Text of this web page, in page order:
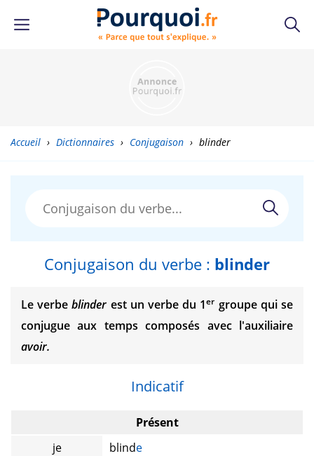
Accueil › Dictionnaires › Conjugaison › blinder
Conjugaison du verbe : blinder
Le verbeblinder est un verbe du 1er groupe qui se
conjugue aux temps composés avec l'auxiliaire
avoir.
Indicatif
Présent
je
blinde